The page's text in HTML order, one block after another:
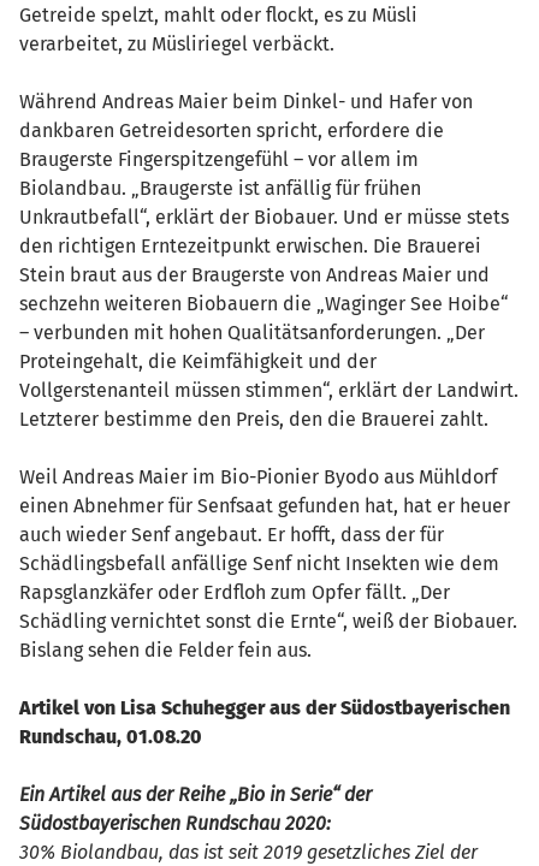
Getreide spelzt, mahlt oder flockt, es zu Müsli
verarbeitet, zu Müsliriegel verbäckt.
Während Andreas Maier beim Dinkel- und Hafer von
dankbaren Getreidesorten spricht, erfordere die
Braugerste Fingerspitzengefühl – vor allem im
Biolandbau. „Braugerste ist anfällig für frühen
Unkrautbefall“, erklärt der Biobauer. Und er müsse stets
den richtigen Erntezeitpunkt erwischen. Die Brauerei
Stein braut aus der Braugerste von Andreas Maier und
sechzehn weiteren Biobauern die „Waginger See Hoibe“
– verbunden mit hohen Qualitätsanforderungen. „Der
Proteingehalt, die Keimfähigkeit und der
Vollgerstenanteil müssen stimmen“, erklärt der Landwirt.
Letzterer bestimme den Preis, den die Brauerei zahlt.
Weil Andreas Maier im Bio-Pionier Byodo aus Mühldorf
einen Abnehmer für Senfsaat gefunden hat, hat er heuer
auch wieder Senf angebaut. Er hofft, dass der für
Schädlingsbefall anfällige Senf nicht Insekten wie dem
Rapsglanzkäfer oder Erdfloh zum Opfer fällt. „Der
Schädling vernichtet sonst die Ernte“, weiß der Biobauer.
Bislang sehen die Felder fein aus.
Artikel von Lisa Schuhegger aus der Südostbayerischen
Rundschau, 01.08.20
Ein Artikel aus der Reihe „Bio in Serie“ der
Südostbayerischen Rundschau 2020:
30% Biolandbau, das ist seit 2019 gesetzliches Ziel der